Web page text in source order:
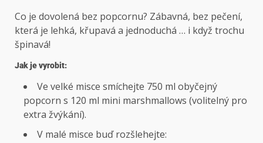
Co je dovolená bez popcornu? Zábavná, bez pečení,
která je lehká, křupavá a jednoduchá … i když trochu
špinavá!
Jak je vyrobit:
Ve velké misce smíchejte 750 ml obyčejný
popcorn s 120 ml mini marshmallows (volitelný pro
extra žvýkání).
V malé misce buď rozšlehejte: